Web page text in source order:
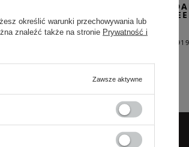
SWETER
GHIACCI
określić warunki przechowywania lub
znaleźć także na stronie Prywatność i
Zawsze aktywne